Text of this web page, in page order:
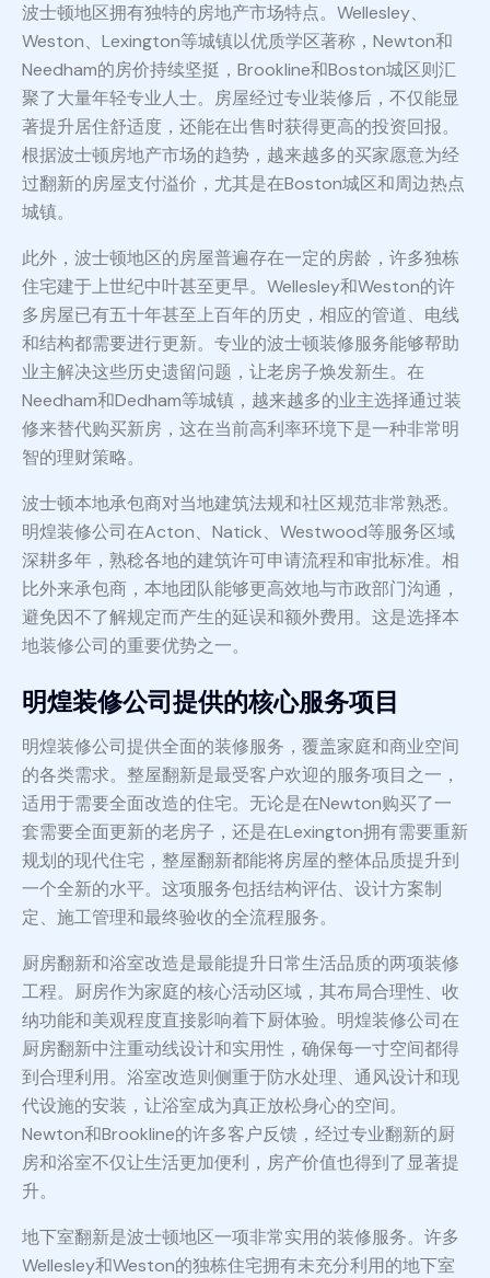
波士顿地区拥有独特的房地产市场特点。Wellesley、
Weston、Lexington等城镇以优质学区著称，Newton和
Needham的房价持续坚挺，Brookline和Boston城区则汇
聚了大量年轻专业人士。房屋经过专业装修后，不仅能显
著提升居住舒适度，还能在出售时获得更高的投资回报。
根据波士顿房地产市场的趋势，越来越多的买家愿意为经
过翻新的房屋支付溢价，尤其是在Boston城区和周边热点
城镇。
此外，波士顿地区的房屋普遍存在一定的房龄，许多独栋
住宅建于上世纪中叶甚至更早。Wellesley和Weston的许
多房屋已有五十年甚至上百年的历史，相应的管道、电线
和结构都需要进行更新。专业的波士顿装修服务能够帮助
业主解决这些历史遗留问题，让老房子焕发新生。在
Needham和Dedham等城镇，越来越多的业主选择通过装
修来替代购买新房，这在当前高利率环境下是一种非常明
智的理财策略。
波士顿本地承包商对当地建筑法规和社区规范非常熟悉。
明煌装修公司在Acton、Natick、Westwood等服务区域
深耕多年，熟稔各地的建筑许可申请流程和审批标准。相
比外来承包商，本地团队能够更高效地与市政部门沟通，
避免因不了解规定而产生的延误和额外费用。这是选择本
地装修公司的重要优势之一。
明煌装修公司提供的核心服务项目
明煌装修公司提供全面的装修服务，覆盖家庭和商业空间
的各类需求。整屋翻新是最受客户欢迎的服务项目之一，
适用于需要全面改造的住宅。无论是在Newton购买了一
套需要全面更新的老房子，还是在Lexington拥有需要重新
规划的现代住宅，整屋翻新都能将房屋的整体品质提升到
一个全新的水平。这项服务包括结构评估、设计方案制
定、施工管理和最终验收的全流程服务。
厨房翻新和浴室改造是最能提升日常生活品质的两项装修
工程。厨房作为家庭的核心活动区域，其布局合理性、收
纳功能和美观程度直接影响着下厨体验。明煌装修公司在
厨房翻新中注重动线设计和实用性，确保每一寸空间都得
到合理利用。浴室改造则侧重于防水处理、通风设计和现
代设施的安装，让浴室成为真正放松身心的空间。
Newton和Brookline的许多客户反馈，经过专业翻新的厨
房和浴室不仅让生活更加便利，房产价值也得到了显著提
升。
地下室翻新是波士顿地区一项非常实用的装修服务。许多
Wellesley和Weston的独栋住宅拥有未充分利用的地下室